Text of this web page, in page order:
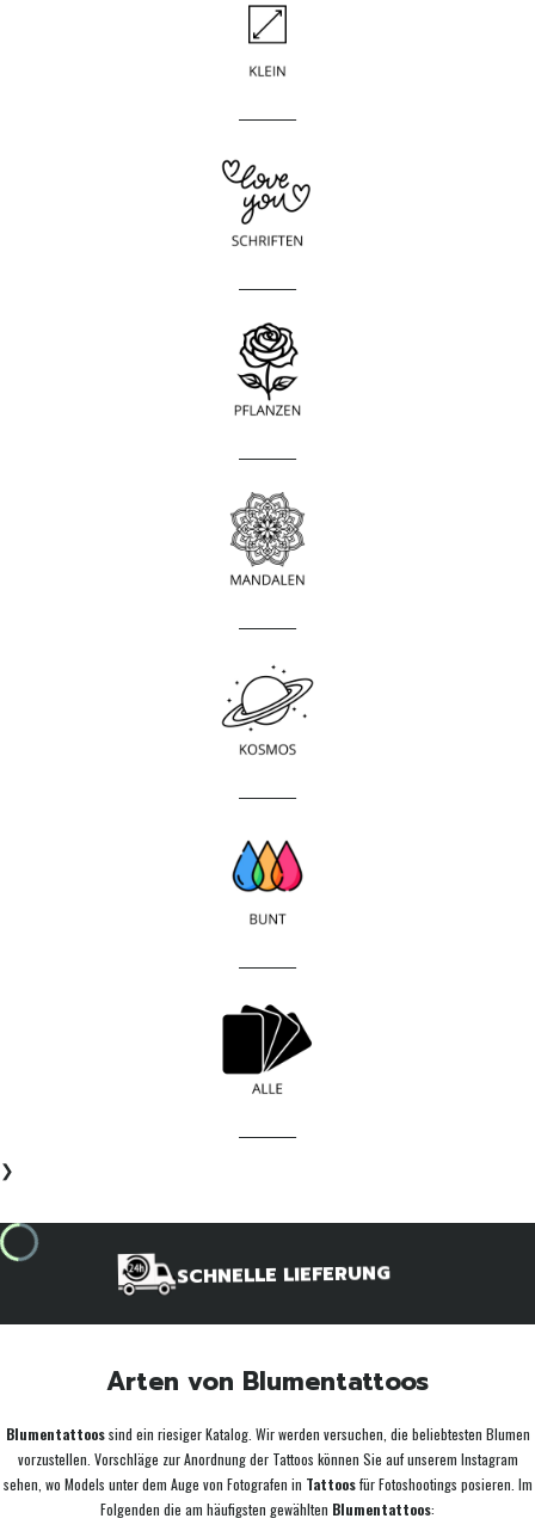
❯
SCHNELLE LIEFERUNG
Arten von Blumentattoos
Blumentattoossind ein riesiger Katalog. Wir werden versuchen, die beliebtesten Blumen
vorzustellen. Vorschläge zur Anordnung der Tattoos können Sie auf unserem Instagram
sehen, wo Models unter dem Auge von Fotografen in Tattoosfür Fotoshootings posieren. Im
Folgenden die am häufigsten gewählten Blumentattoos: